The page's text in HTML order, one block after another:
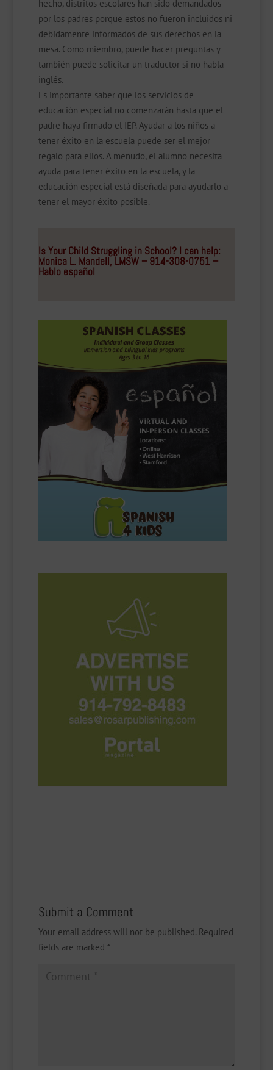
hecho, distritos escolares han sido demandados
por los padres porque estos no fueron incluidos ni
debidamente informados de sus derechos en la
mesa. Como miembro, puede hacer preguntas y
también puede solicitar un traductor si no habla
inglés.
Es importante saber que los servicios de
educación especial no comenzarán hasta que el
padre haya firmado el IEP. Ayudar a los niños a
tener éxito en la escuela puede ser el mejor
regalo para ellos. A menudo, el alumno necesita
ayuda para tener éxito en la escuela, y la
educación especial está diseñada para ayudarlo a
tener el mayor éxito posible.
Is Your Child Struggling in School? I can help:
Monica L. Mandell, LMSW – 914-308-0751 –
Hablo español
Submit a Comment
Your email address will not be published. Required
fields are marked *